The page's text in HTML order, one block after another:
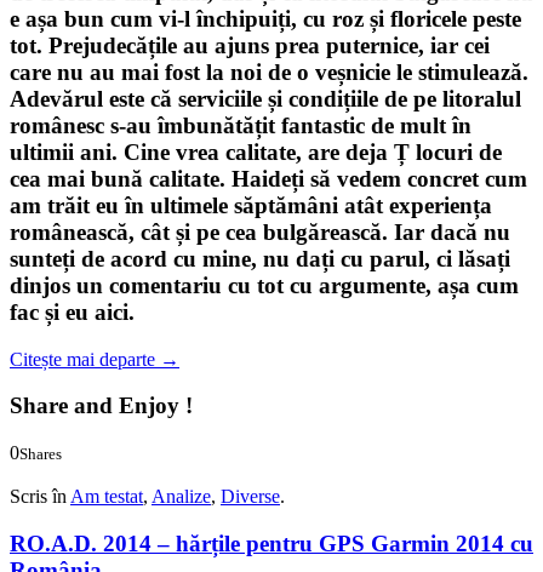
e așa bun cum vi-l închipuiți, cu roz și floricele peste
tot. Prejudecățile au ajuns prea puternice, iar cei
care nu au mai fost la noi de o veșnicie le stimulează.
Adevărul este că serviciile și condițiile de pe litoralul
românesc s-au îmbunătățit fantastic de mult în
ultimii ani. Cine vrea calitate, are deja Ț locuri de
cea mai bună calitate. Haideți să vedem concret cum
am trăit eu în ultimele săptămâni atât experiența
românească, cât și pe cea bulgărească. Iar dacă nu
sunteți de acord cu mine, nu dați cu parul, ci lăsați
dinjos un comentariu cu tot cu argumente, așa cum
fac și eu aici.
Citește mai departe →
Share and Enjoy !
0Shares
Scris în Am testat, Analize, Diverse.
RO.A.D. 2014 – hărțile pentru GPS Garmin 2014 cu